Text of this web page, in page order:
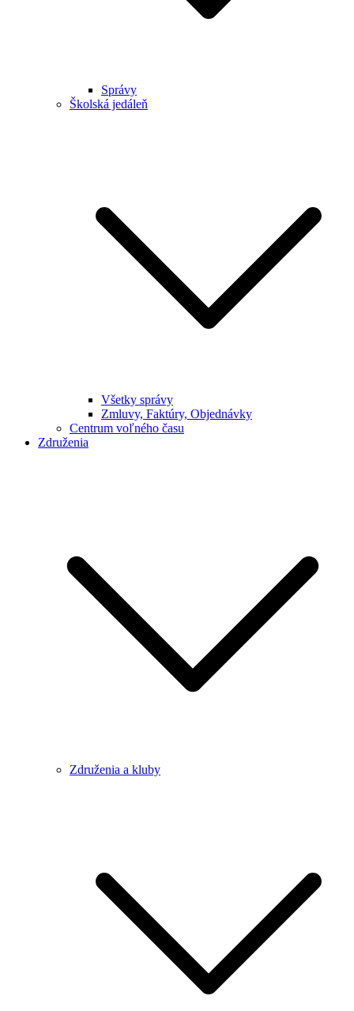
Správy
Školská jedáleň
Všetky správy
Zmluvy, Faktúry, Objednávky
Centrum voľného času
Združenia
Združenia a kluby